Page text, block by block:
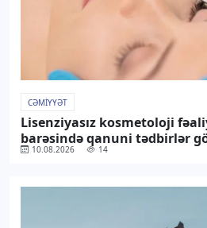
CƏMIYYƏT
Lisenziyasız kosmetoloji
barəsində qanuni tədbirlər
10.08.2026 14